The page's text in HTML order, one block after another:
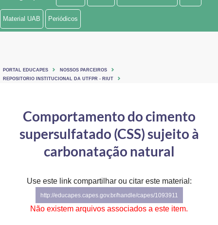
Ministério de Minas e Energia
Ministério do Turismo
Controladoria-Geral da União
Ministério da Mulher, da Família e dos Direitos Humanos
Secretaria de Governo
Gabinete de Segurança Institucional
Material UAB Periódicos
PORTAL EDUCAPES
NOSSOS PARCEIROS
REPOSITORIO INSTITUCIONAL DA UTFPR - RIUT
Comportamento do cimento
supersulfatado (CSS) sujeito à
carbonatação natural
Use este link compartilhar ou citar este material:
http://educapes.capes.gov.br/handle/capes/1093911
Não existem arquivos associados a este item.